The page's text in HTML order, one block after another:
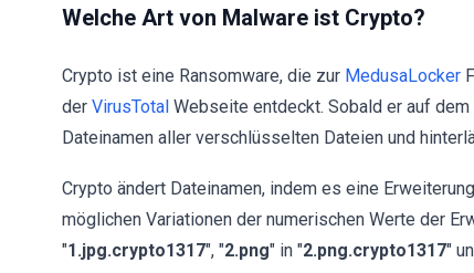
Welche Art von Malware ist Crypto?
Crypto ist eine Ransomware, die zur MedusaLocker
der VirusTotal Webseite entdeckt. Sobald er auf
Dateinamen aller verschlüsselten Dateien und
Crypto ändert Dateinamen, indem es eine
möglichen Variationen der numerischen Werte der
"1.jpg.crypto1317", "2.png" in "2.png.crypto1317"